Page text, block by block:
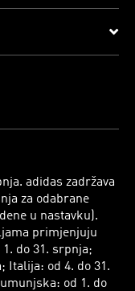
adidas zadržava
za odabrane
u nastavku).
primjenjuju
do 31. srpnja;
Italija: od 4. do 31.
od 1. do